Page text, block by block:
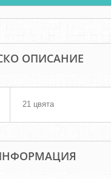
ОПИСАНИЕ
21 цвята